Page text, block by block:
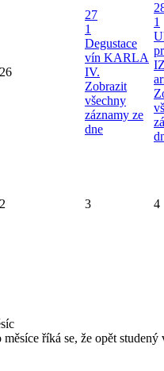
26
27
1
Degustace
vín KARLA
IV.
Zobrazit
všechny
záznamy ze
dne
1
2 3 4
říká se, že opět